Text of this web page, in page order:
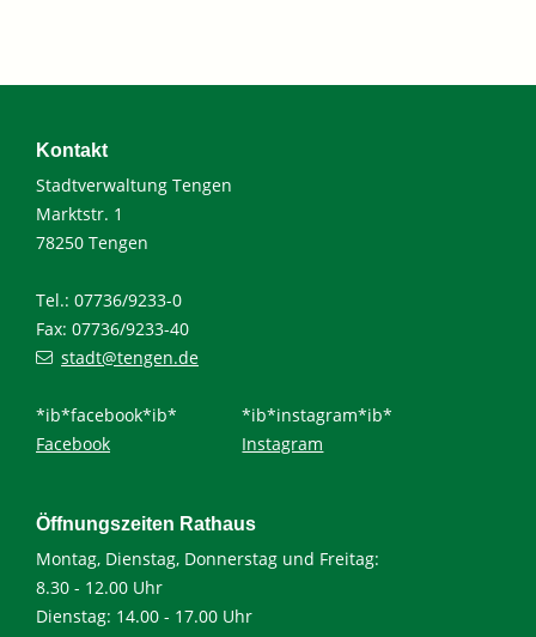
Kontakt
Stadtverwaltung Tengen
Marktstr. 1
78250 Tengen
Tel.: 07736/9233-0
Fax: 07736/9233-40
stadt@tengen.de
*ib*facebook*ib*
Facebook
*ib*instagram*ib*
Instagram
Öffnungszeiten Rathaus
Montag, Dienstag, Donnerstag und Freitag:
8.30 - 12.00 Uhr
Dienstag: 14.00 - 17.00 Uhr